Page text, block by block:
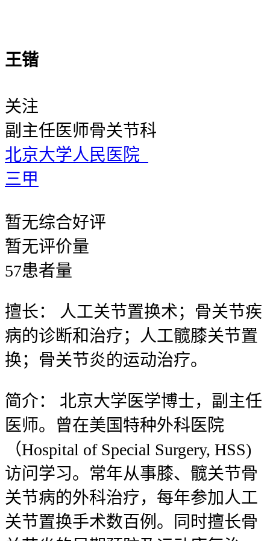
王锴
关注
副主任医师骨关节科
北京大学人民医院
三甲
暂无综合好评
暂无评价量
57患者量
擅长：
人工关节置换术；骨关节疾
病的诊断和治疗；人工髋膝关节置
换；骨关节炎的运动治疗。
简介：
北京大学医学博士，副主任
医师。曾在美国特种外科医院
（Hospital of Special Surgery, HSS)
访问学习。常年从事膝、髋关节骨
关节病的外科治疗，每年参加人工
关节置换手术数百例。同时擅长骨